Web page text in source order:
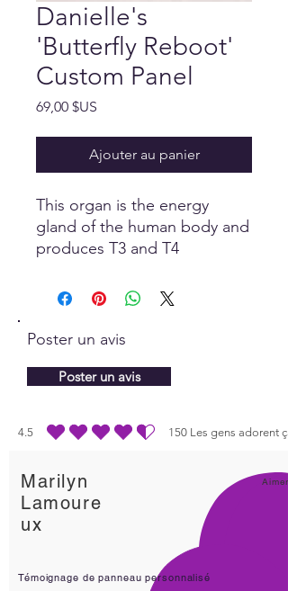
Danielle's
'Butterfly Reboot'
Custom Panel
69,00 $US
Ajouter au panier
This organ is the energy
gland of the human body and
produces T3 and T4
body’s metabolism. It also
such as digestion, circulation,
balance and emotions.
Poster un avis
Poster un avis
4.5 150 Les gens adorent ça
la note moyenne est 4.5 sur 5, d'après 150 votes, Les
Marilyn
Lamoure
ux
Aimer!
Témoignage de panneau personnalisé